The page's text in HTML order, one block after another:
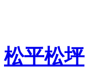
松平松坪